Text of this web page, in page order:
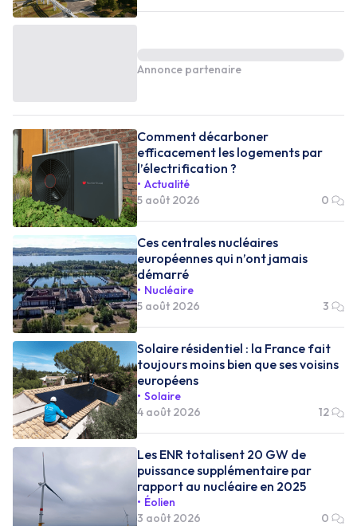
Annonce partenaire
Comment décarboner
efficacement les logements par
l’électrification ?
Actualité
5 août 2026
0
Ces centrales nucléaires
européennes qui n’ont jamais
démarré
Nucléaire
5 août 2026
3
Solaire résidentiel : la France fait
toujours moins bien que ses voisins
européens
Solaire
4 août 2026
12
Les ENR totalisent 20 GW de
puissance supplémentaire par
rapport au nucléaire en 2025
Éolien
3 août 2026
0